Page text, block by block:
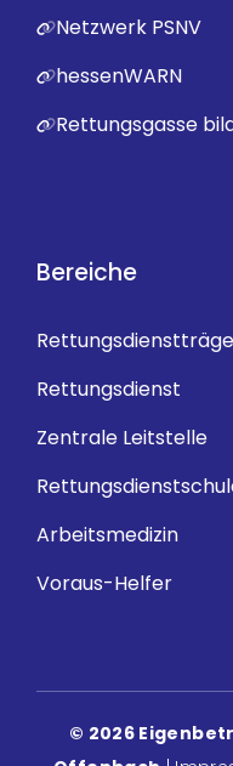
Netzwerk PSNV
hessenWARN
Rettungsgasse
Bereiche
Rettungsdienst
Zentrale Leitstelle
Arbeitsmedizin
Voraus-Helfer
© 2026